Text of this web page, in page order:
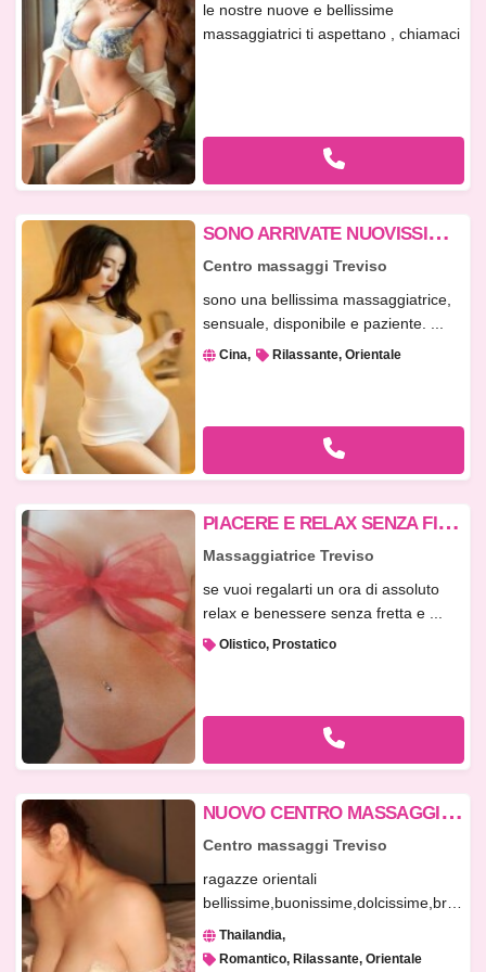
le nostre nuove e bellissime
massaggiatrici ti aspettano , chiamaci
S
ONO ARRIVATE NUOVISSIME BELLISSIME RAGAZZE ORIENTALI , VIENITE A PROVARE
Centro massaggi Treviso
sono una bellissima massaggiatrice,
sensuale, disponibile e paziente. ...
Cina Rilassante, Orientale
P
IACERE E RELAX SENZA FINE...TREVISO...3511691726...
Massaggiatrice Treviso
se vuoi regalarti un ora di assoluto
relax e benessere senza fretta e ...
Olistico, Prostatico
N
UOVO CENTRO MASSAGGI RELAX SENSUALI A ODERZO
Centro massaggi Treviso
ragazze orientali
bellissime,buonissime,dolcissime,brave
educate elega...
Thailandia
Romantico, Rilassante, Orientale